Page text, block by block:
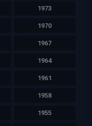
1973
1970
1967
1964
1961
1958
1955